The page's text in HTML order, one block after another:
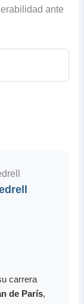
ante
carrera
de París,